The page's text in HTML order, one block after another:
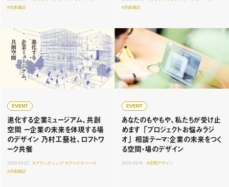
#共創施設
#共創施設
EVENT
進化する企業ミュージアム、共創
空間 ー企業の未来を体現する場
のデザイン 乃村工藝社、ロフトワ
ーク共催
2025.03.27 #ブランディング #ワークスペース
#共創施設
EVENT
あなたのもやもや、私たちが受け止
めます 「プロジェクトお悩みラジ
オ」 相談テーマ：企業の未来をつく
る空間・場のデザイン
2025.02.19 #空間デザイン